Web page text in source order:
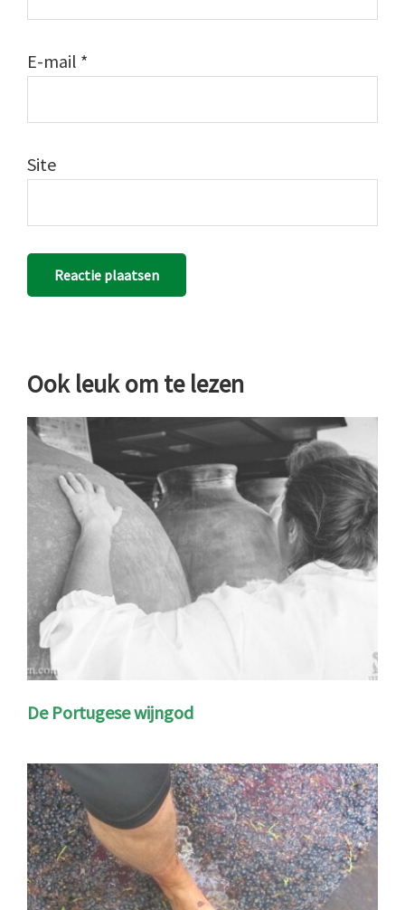
E-mail *
Site
Ook leuk om te lezen
De Portugese wijngod